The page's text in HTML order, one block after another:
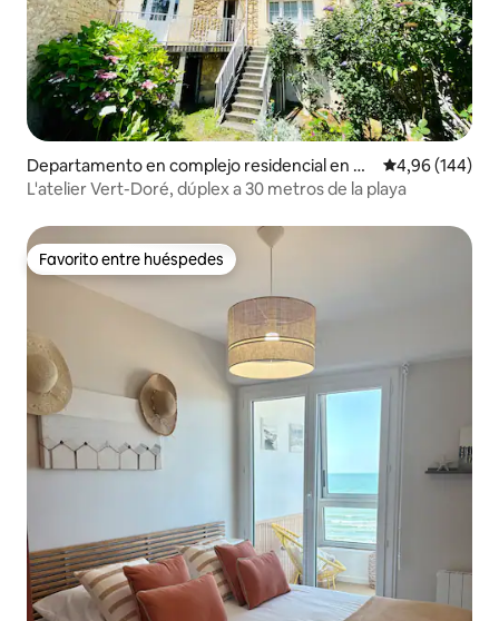
Departamento en complejo residencial en H
ermanville-sur-Mer
Calificación
4,96 (144)
L'atelier Vert-Doré, dúplex a 30 metros de la playa
Favorito entre huéspedes
Favorito entre huéspedes